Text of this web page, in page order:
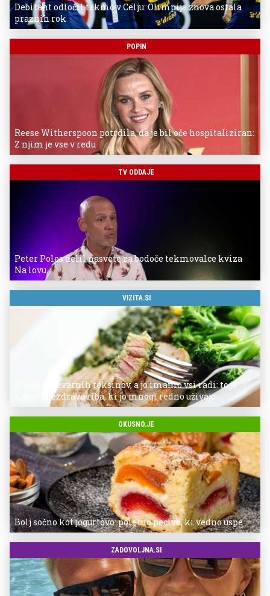
Debitant odločil tekmo v Celju: Olimpija znova ostala
praznih rok
POPIN
Reese Witherspoon potrdila, da je bil oče hospitaliziran:
Z njim je vse v redu
TV ODDAJE
Peter Poles delil nasvete za bodoče tekmovalce kviza
Na lovu
VIZITA.SI
Polna je nevarnih toksinov, a jo imamo vsi radi: to je
najbolj nezdrava riba, ki jo mnogi redno uživajo
OKUSNO.JE
Bolj sočno kot jogurtovo: poletno pecivo, ki vedno uspe
ZADOVOLJNA.SI